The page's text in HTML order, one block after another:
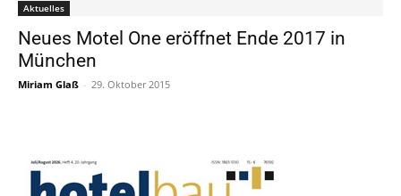
Aktuelles
Neues Motel One eröffnet Ende 2017 in
München
Miriam Glaß - 29. Oktober 2015